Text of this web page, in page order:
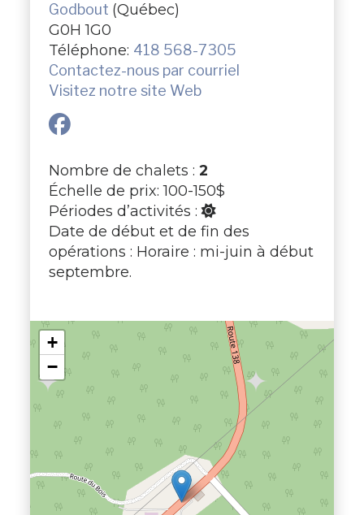
Godbout (Québec)
G0H 1G0
Téléphone: 418 568-7305
Contactez-nous par courriel
Visitez notre site Web
Nombre de chalets : 2
Échelle de prix: 100-150$
Périodes d’activités :
Date de début et de fin des
opérations : Horaire : mi-juin à début
septembre.
+
−